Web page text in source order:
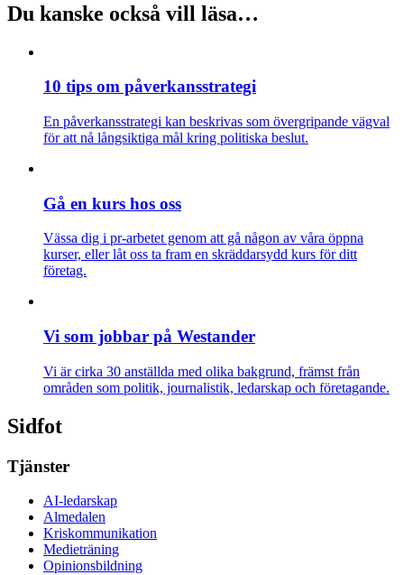
Du kanske också vill läsa…
10 tips om påverkansstrategi
En påverkansstrategi kan beskrivas som övergripande vägval
för att nå långsiktiga mål kring politiska beslut.
Gå en kurs hos oss
Vässa dig i pr-arbetet genom att gå någon av våra öppna
kurser, eller låt oss ta fram en skräddarsydd kurs för ditt
företag.
Vi som jobbar på Westander
Vi är cirka 30 anställda med olika bakgrund, främst från
områden som politik, journalistik, ledarskap och företagande.
Sidfot
Tjänster
AI-ledarskap
Almedalen
Kris­kommunikation
Medieträning
Opinionsbildning